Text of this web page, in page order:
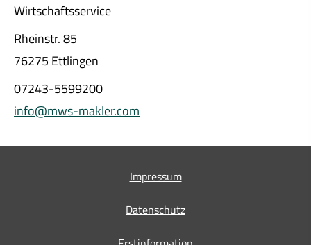
Wirtschaftsservice
Rheinstr. 85
76275 Ettlingen
07243-5599200
info@mws-makler.com
Impressum
Datenschutz